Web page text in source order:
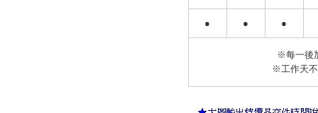
● ● ●
※每一後
※工作天